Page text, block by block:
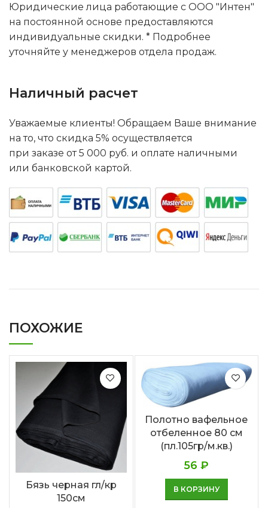
Юридические лица работающие с ООО "Интен"
на постоянной основе предоставляются
индивидуальные скидки. * Подробнее
уточняйте у менеджеров отдела продаж.
Наличный расчет
Уважаемые клиенты! Обращаем Ваше внимание
на то, что скидка 5% осуществляется
при заказе от 5 000 руб. и оплате наличными
или банковской картой.
ПОХОЖИЕ
Бязь черная гл/кр
150см
Полотно вафельное
отбеленное 80 см
(пл.105гр/м.кв.)
56₽
В КОРЗИНУ